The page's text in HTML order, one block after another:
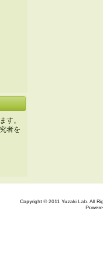
す。
者を
Copyright © 2011 Yuzaki Lab. All